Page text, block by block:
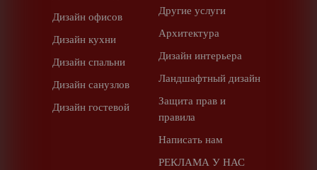
Дизайн офисов
Дизайн кухни
Дизайн спальни
Дизайн санузлов
Дизайн гостевой
Другие услуги
Архитектура
Дизайн интерьера
Ландшафтный дизайн
Защита прав и
правила
Написать нам
РЕКЛАМА У НАС